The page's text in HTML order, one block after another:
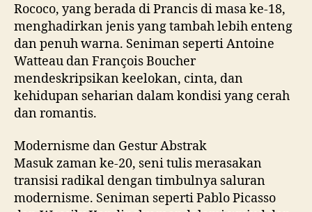
Rococo, yang berada di Prancis di masa ke-18,
menghadirkan jenis yang tambah lebih enteng
dan penuh warna. Seniman seperti Antoine
Watteau dan François Boucher
mendeskripsikan keelokan, cinta, dan
kehidupan seharian dalam kondisi yang cerah
dan romantis.
Modernisme dan Gestur Abstrak
Masuk zaman ke-20, seni tulis merasakan
transisi radikal dengan timbulnya saluran
modernisme. Seniman seperti Pablo Picasso